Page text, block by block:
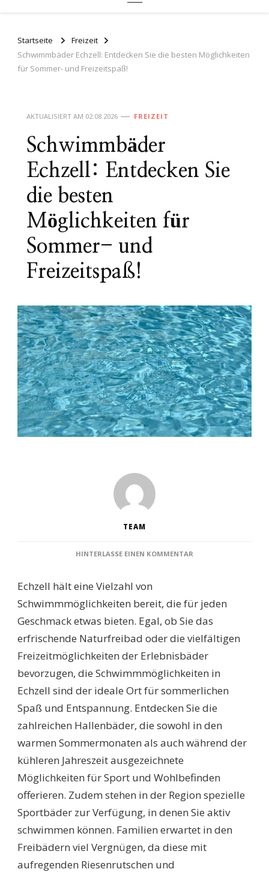
Startseite
Freizeit
Schwimmbäder Echzell: Entdecken Sie die besten Möglichkeiten
für Sommer- und Freizeitspaß!
AKTUALISIERT AM 02.08.2026 FREIZEIT
Schwimmbäder
Echzell: Entdecken Sie
die besten
Möglichkeiten für
Sommer- und
Freizeitspaß!
TEAM
HINTERLASSE EINEN KOMMENTAR
SIE
DIE
BESTEN
FÜR
SOMMER-
FREIZEITSPASS!
Echzell hält eine Vielzahl von
Schwimmmöglichkeiten bereit, die für jeden
Geschmack etwas bieten. Egal, ob Sie das
erfrischende Naturfreibad oder die vielfältigen
Freizeitmöglichkeiten der Erlebnisbäder
bevorzugen, die Schwimmmöglichkeiten in
Echzell sind der ideale Ort für sommerlichen
Spaß und Entspannung. Entdecken Sie die
zahlreichen Hallenbäder, die sowohl in den
warmen Sommermonaten als auch während der
kühleren Jahreszeit ausgezeichnete
Möglichkeiten für Sport und Wohlbefinden
offerieren. Zudem stehen in der Region spezielle
Sportbäder zur Verfügung, in denen Sie aktiv
schwimmen können. Familien erwartet in den
Freibädern viel Vergnügen, da diese mit
aufregenden Riesenrutschen und